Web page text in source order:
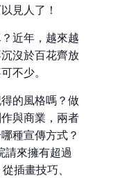
見人了！
近年，越來越
沒於百花齊放
不少。
的風格嗎？做
與商業，兩者
種宣傳方式？
請來擁有超過
插畫技巧、